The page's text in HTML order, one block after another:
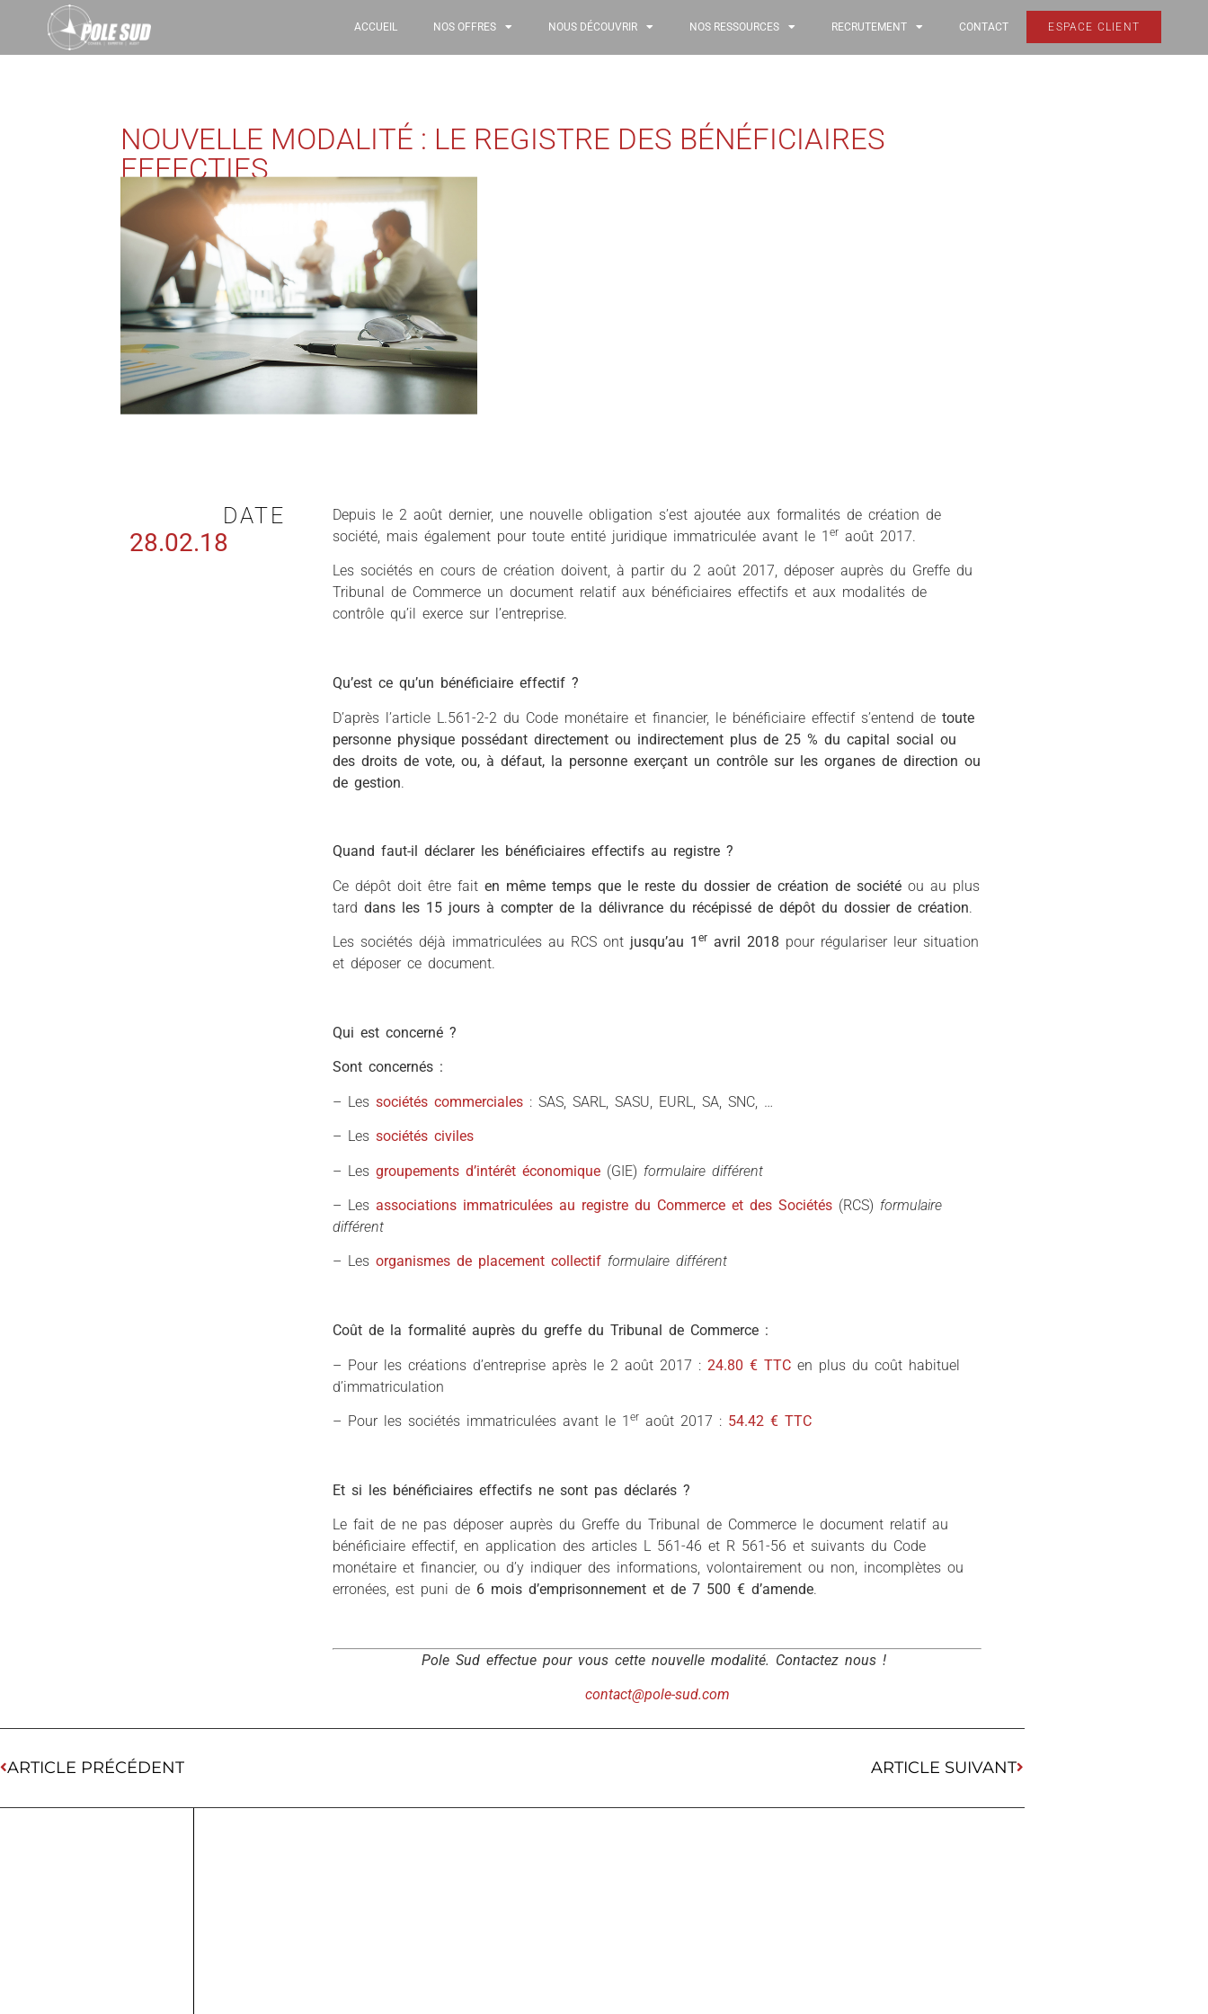
ACCUEIL NOS OFFRES NOUS DÉCOUVRIR NOS RESSOURCES RECRUTEMENT CONTACT ESPACE CLIENT
NOUVELLE MODALITÉ : LE REGISTRE DES BÉNÉFICIAIRES
EFFECTIFS
DATE
28.02.18
Depuis le 2 août dernier, une nouvelle obligation s’est ajoutée aux formalités de création de
société, mais également pour toute entité juridique immatriculée avant le 1 eraoût 2017.
Les sociétés en cours de création doivent, à partir du 2 août 2017, déposer auprès du Greffe du
Tribunal de Commerce un document relatif aux bénéficiaires effectifs et aux modalités de
contrôle qu’il exerce sur l’entreprise.
Qu’est ce qu’un bénéficiaire effectif ?
D’après l’article L.561-2-2 du Code monétaire et financier, le bénéficiaire effectif s’entend de toute
personne physique possédant directement ou indirectement plus de 25 % du capital social ou
des droits de vote, ou, à défaut, la personne exerçant un contrôle sur les organes de direction ou
de gestion.
Quand faut-il déclarer les bénéficiaires effectifs au registre ?
Ce dépôt doit être fait en même temps que le reste du dossier de création de sociétéou au plus
tard dans les 15 jours à compter de la délivrance du récépissé de dépôt du dossier de création.
Les sociétés déjà immatriculées au RCS ont jusqu’au 1 er avril 2018 pour régulariser leur situation
et déposer ce document.
Qui est concerné ?
Sont concernés :
– Les sociétés commerciales: SAS, SARL, SASU, EURL, SA, SNC, …
– Les sociétés civiles
– Les groupements d’intérêt économique(GIE) formulaire différent
– Lesassociations immatriculées au registre du Commerce et des Sociétés(RCS) formulaire
différent
– Les organismes de placement collectif formulaire différent
Coût de la formalité auprès du greffe du Tribunal de Commerce :
– Pour les créations d’entreprise après le 2 août 2017 : 24.80 € TTCen plus du coût habituel
d’immatriculation
– Pour les sociétés immatriculées avant le 1 eraoût 2017 : 54.42 € TTC
Et si les bénéficiaires effectifs ne sont pas déclarés ?
Le fait de ne pas déposer auprès du Greffe du Tribunal de Commerce le document relatif au
bénéficiaire effectif, en application des articles L 561-46 et R 561-56 et suivants du Code
monétaire et financier, ou d’y indiquer des informations, volontairement ou non, incomplètes ou
erronées, est puni de 6 mois d’emprisonnement et de 7 500 € d’amende.
Pole Sud effectue pour vous cette nouvelle modalité. Contactez nous !
contact@pole-sud.com
ARTICLE PRÉCÉDENT ARTICLE SUIVANT